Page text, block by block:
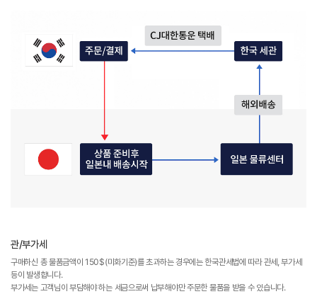
관/부가세
구매하신 총 물품금액이 150$(미화기준)를 초과하는 경우에는 한국관세법에 따라 관세, 부가세
등이 발생합니다.
부가세는 고객님이 부담해야 하는 세금으로써 납부해야만 주문한 물품을 받을 수 있습니다.